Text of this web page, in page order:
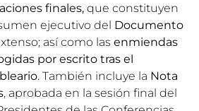
finales, que constituyen
ejecutivo del Documento
así como las enmiendas
por escrito tras el
. También incluye la Nota
, aprobada en la sesión final del